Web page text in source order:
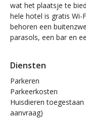
wat het plaatsje te
hele hotel is gratis Wi-
behoren een
parasols, een bar en
Diensten
Parkeren
Parkeerkosten
Huisdieren toegestaan
aanvraag)